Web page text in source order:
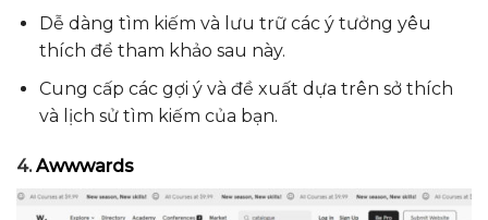
Dễ dàng tìm kiếm và lưu trữ các ý tưởng yêu
thích để tham khảo sau này.
Cung cấp các gợi ý và đề xuất dựa trên sở thích
và lịch sử tìm kiếm của bạn.
4.Awwwards